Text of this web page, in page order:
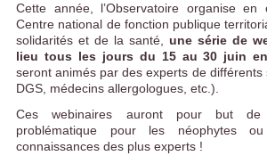
Cette année, l’Observatoire organise en
Centre national de fonction publique
solidarités et de la santé, une série de
lieu tous les jours du 15 au 30 juin
seront animés par des experts de différents
DGS, médecins allergologues, etc.).
Ces webinaires auront pour but
problématique pour les néophytes
connaissances des plus experts !